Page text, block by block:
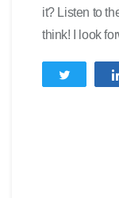
it? Listen to
think! I look
Twittern